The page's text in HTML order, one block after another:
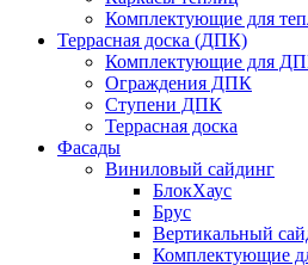
Комплектующие для
Террасная доска (ДПК)
Комплектующие для
Ограждения ДПК
Ступени ДПК
Террасная доска
Фасады
Виниловый сайдинг
БлокХаус
Брус
Вертикальный
Комплектующие